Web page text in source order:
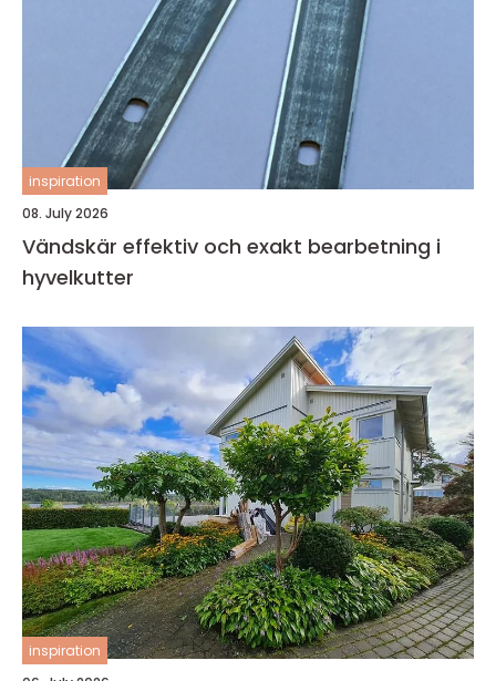
inspiration
08. July 2026
Vändskär effektiv och exakt bearbetning i
hyvelkutter
inspiration